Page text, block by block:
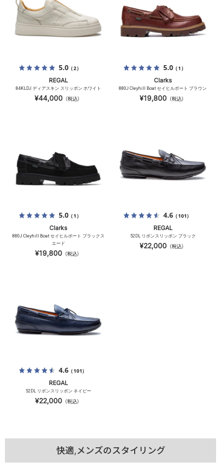
5.0（2）
REGAL
84KLDJ ディアスキン スリッポン ホワイト
¥44,000（税込）
5.0（1）
Clarks
880J Cleyhill Boat セイヒルボート ブラウン
¥19,800（税込）
5.0（1）
Clarks
880J Cleyhill Boat セイヒルボート ブラックス
エード
¥19,800（税込）
4.6（101）
REGAL
52DL リボンスリッポン ブラック
¥22,000（税込）
4.6（101）
REGAL
52DL リボンスリッポン ネイビー
¥22,000（税込）
快適,メンズのスタイリング